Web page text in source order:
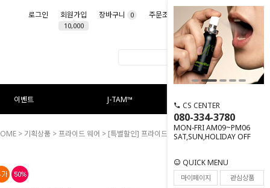
로그인 회원가입
10,000
장바구니 0 주문조회 마이페이지
이벤트 J-TAM™
CS CENTER
080-334-3780
MON-FRI AM09~PM06
SAT,SUN,HOLIDAY OFF
QUICK MENU
마이페이지
관심상품
> 기획상품 > 프라이드 웨어 > [특별할인] 프라이드 웨어 B&P 3종 세트
8